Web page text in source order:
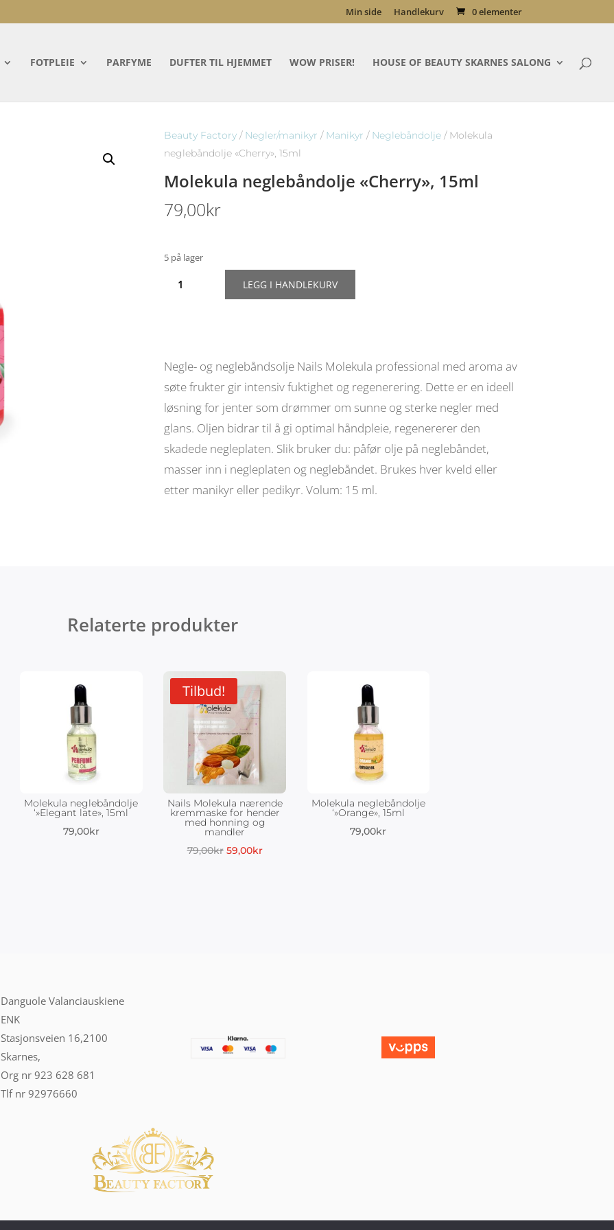
Min side Handlekurv 0 elementer
FOTPLEIE PARFYME DUFTER TIL HJEMMET WOW PRISER! HOUSE OF BEAUTY SKARNES SALONG
Beauty Factory / Negler/manikyr / Manikyr / Neglebåndolje / Molekula
neglebåndolje «Cherry», 15ml
Molekula neglebåndolje «Cherry», 15ml
79,00kr
5 på lager
neglebåndolje
LEGG I HANDLEKURV
Negle- og neglebåndsolje Nails Molekula professional med aroma av
søte frukter gir intensiv fuktighet og regenerering. Dette er en ideell
løsning for jenter som drømmer om sunne og sterke negler med
glans. Oljen bidrar til å gi optimal håndpleie, regenererer den
skadede negleplaten. Slik bruker du: påfør olje på neglebåndet,
masser inn i negleplaten og neglebåndet. Brukes hver kveld eller
etter manikyr eller pedikyr. Volum: 15 ml.
Relaterte produkter
Molekula neglebåndolje
‘»Elegant late», 15ml
79,00kr
Tilbud!
Nails Molekula nærende
kremmaske for hender
med honning og
mandler
79,00kr Opprinnelig
59,00krNåværende
Molekula neglebåndolje
‘»Orange», 15ml
79,00kr
Danguole Valanciauskiene
ENK
Stasjonsveien 16,2100
Skarnes,
Org nr 923 628 681
Tlf nr 92976660